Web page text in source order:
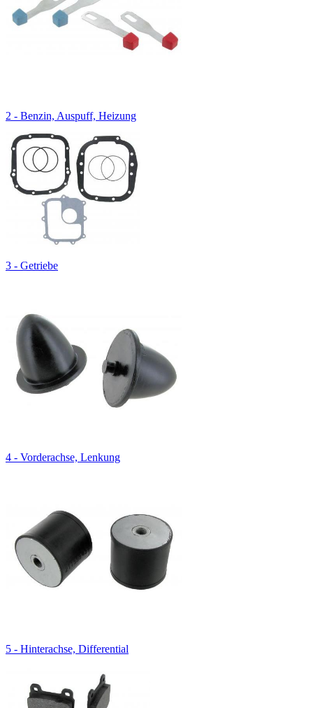
2 - Benzin, Auspuff, Heizung
3 - Getriebe
4 - Vorderachse, Lenkung
5 - Hinterachse, Differential